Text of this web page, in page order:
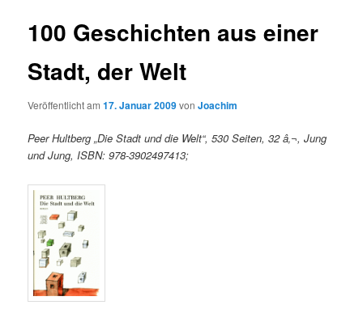
100 Geschichten aus einer
Stadt, der Welt
Veröffentlicht am17. Januar 2009vonJoachim
Peer Hultberg „Die Stadt und die Welt“, 530 Seiten, 32 â‚¬, Jung
und Jung, ISBN: 978-3902497413;